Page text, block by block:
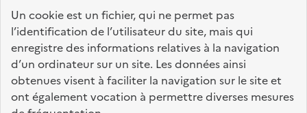
Un cookie est un fichier, qui ne permet pas
l’identification de l’utilisateur du site, mais qui
enregistre des informations relatives à la navigation
d’un ordinateur sur un site. Les données ainsi
obtenues visent à faciliter la navigation sur le site et
ont également vocation à permettre diverses mesures
FRANÇAISE
fonction-publique.gouv.fr
legifrance.gouv.fr